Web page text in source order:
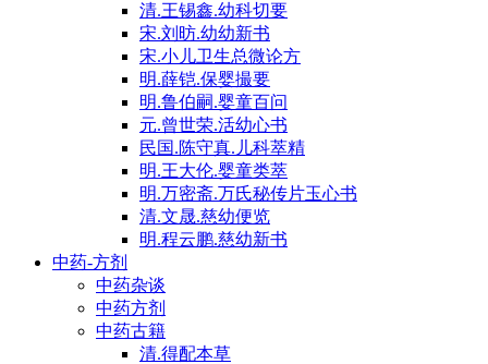
清.王锡鑫.幼科切要
宋.刘昉.幼幼新书
宋.小儿卫生总微论方
明.薛铠.保婴撮要
明.鲁伯嗣.婴童百问
元.曾世荣.活幼心书
民国.陈守真.儿科萃精
明.王大伦.婴童类萃
明.万密斋.万氏秘传片玉心书
清.文晟.慈幼便览
明.程云鹏.慈幼新书
中药-方剂
中药杂谈
中药方剂
中药古籍
清.得配本草